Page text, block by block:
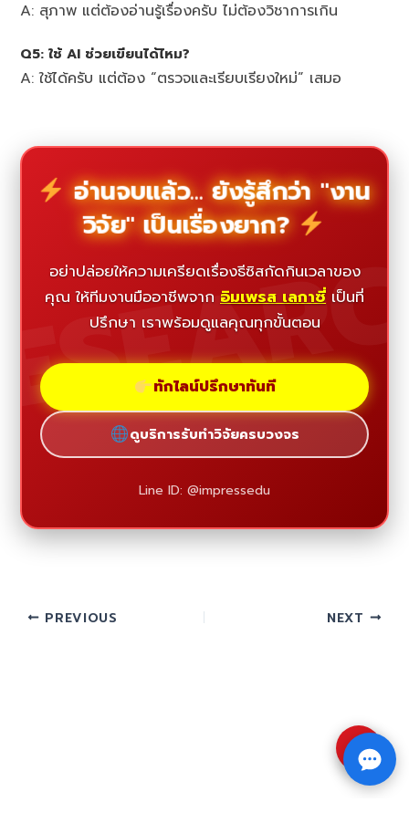
A: สุภาพ แต่ต้องอ่านรู้เรื่องครับ ไม่ต้องวิชาการเกิน
Q5: ใช้ AI ช่วยเขียนได้ไหม?
A: ใช้ได้ครับ แต่ต้อง “ตรวจและเรียบเรียงใหม่” เสมอ
อ่านจบแล้ว... ยังรู้สึกว่า "งาน
วิจัย" เป็นเรื่องยาก?
อย่าปล่อยให้ความเครียดเรื่องธีซิสกัดกินเวลาของ
คุณ ให้ทีมงานมืออาชีพจาก อิมเพรส เลกาซี่ เป็นที่
ปรึกษา เราพร้อมดูแลคุณทุกขั้นตอน
ทักไลน์ปรึกษาทันที
ดูบริการรับทำวิจัยครบวงจร
Line ID: @impressedu
PREVIOUS NEXT
⇧